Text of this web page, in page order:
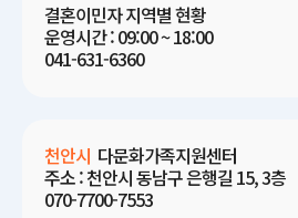
결혼이민자 지역별 현황
운영시간 : 09:00 ~ 18:00
041-631-6360
천안시 다문화가족지원센터
주소 : 천안시 동남구 은행길 15, 3층
070-7700-7553